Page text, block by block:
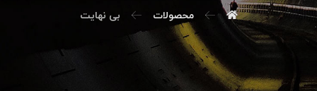
محصولات بی نهایت